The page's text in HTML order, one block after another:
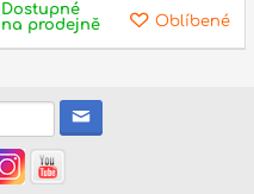
Oblíbené
Dostupné
na prodejně